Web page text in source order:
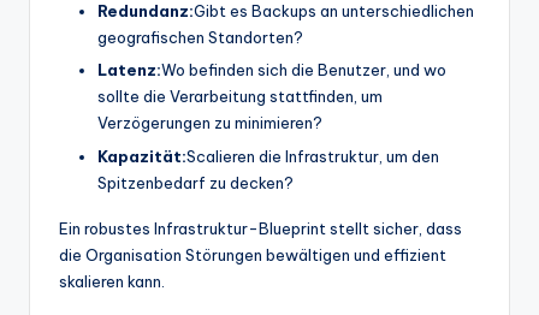
Redundanz:Gibt es Backups an unterschiedlichen
geografischen Standorten?
Latenz:Wo befinden sich die Benutzer, und wo
sollte die Verarbeitung stattfinden, um
Verzögerungen zu minimieren?
Kapazität:Scalieren die Infrastruktur, um den
Spitzenbedarf zu decken?
Ein robustes Infrastruktur-Blueprint stellt sicher, dass
die Organisation Störungen bewältigen und effizient
skalieren kann.